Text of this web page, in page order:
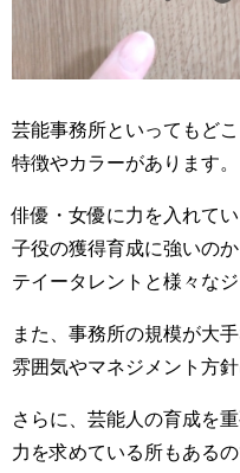
芸能事務所といってもど
特徴やカラーがあります。
俳優・女優に力を入れて
子役の獲得育成に強いの
テイータレントと様々な
また、事務所の規模が大
雰囲気やマネジメント方
さらに、芸能人の育成を
力を求めている所もある